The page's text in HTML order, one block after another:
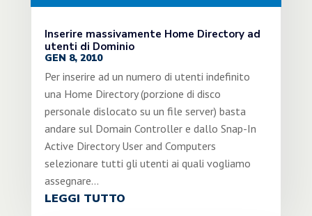
Inserire massivamente Home Directory ad
utenti di Dominio
GEN 8, 2010
Per inserire ad un numero di utenti indefinito
una Home Directory (porzione di disco
personale dislocato su un file server) basta
andare sul Domain Controller e dallo Snap-In
Active Directory User and Computers
selezionare tutti gli utenti ai quali vogliamo
assegnare...
LEGGI TUTTO